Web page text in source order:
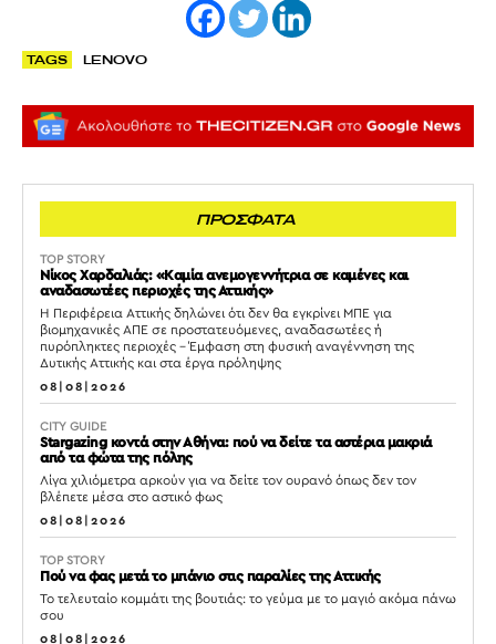
TAGS LENOVO
ΠΡΟΣΦΑΤΑ
TOP STORY
Νίκος Χαρδαλιάς: «Καμία ανεμογεννήτρια σε καμένες και
αναδασωτέες περιοχές της Αττικής»
Η Περιφέρεια Αττικής δηλώνει ότι δεν θα εγκρίνει ΜΠΕ για
βιομηχανικές ΑΠΕ σε προστατευόμενες, αναδασωτέες ή
πυρόπληκτες περιοχές – Έμφαση στη φυσική αναγέννηση της
Δυτικής Αττικής και στα έργα πρόληψης
08|08|2026
CITY GUIDE
Stargazing κοντά στην Αθήνα: πού να δείτε τα αστέρια μακριά
από τα φώτα της πόλης
Λίγα χιλιόμετρα αρκούν για να δείτε τον ουρανό όπως δεν τον
βλέπετε μέσα στο αστικό φως
08|08|2026
TOP STORY
Πού να φας μετά το μπάνιο στις παραλίες της Αττικής
Το τελευταίο κομμάτι της βουτιάς: το γεύμα με το μαγιό ακόμα πάνω
σου
08|08|2026